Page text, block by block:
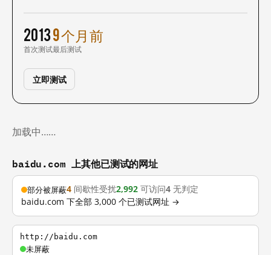
2013
首次测试
9 个月前
最后测试
立即测试
加载中……
baidu.com 上其他已测试的网址
部分被屏蔽4 间歇性受扰2,992 可访问4 无判定
baidu.com 下全部 3,000 个已测试网址 →
http://baidu.com
未屏蔽